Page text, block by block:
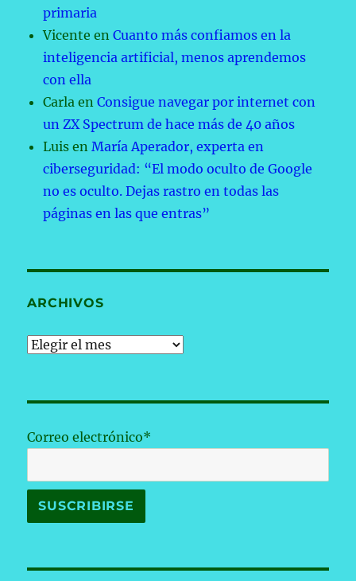
primaria
Vicente enCuanto más confiamos en la
inteligencia artificial, menos aprendemos
con ella
Carla enConsigue navegar por internet con
un ZX Spectrum de hace más de 40 años
Luis enMaría Aperador, experta en
ciberseguridad: “El modo oculto de Google
no es oculto. Dejas rastro en todas las
páginas en las que entras”
ARCHIVOS
Archivos
Correo electrónico*